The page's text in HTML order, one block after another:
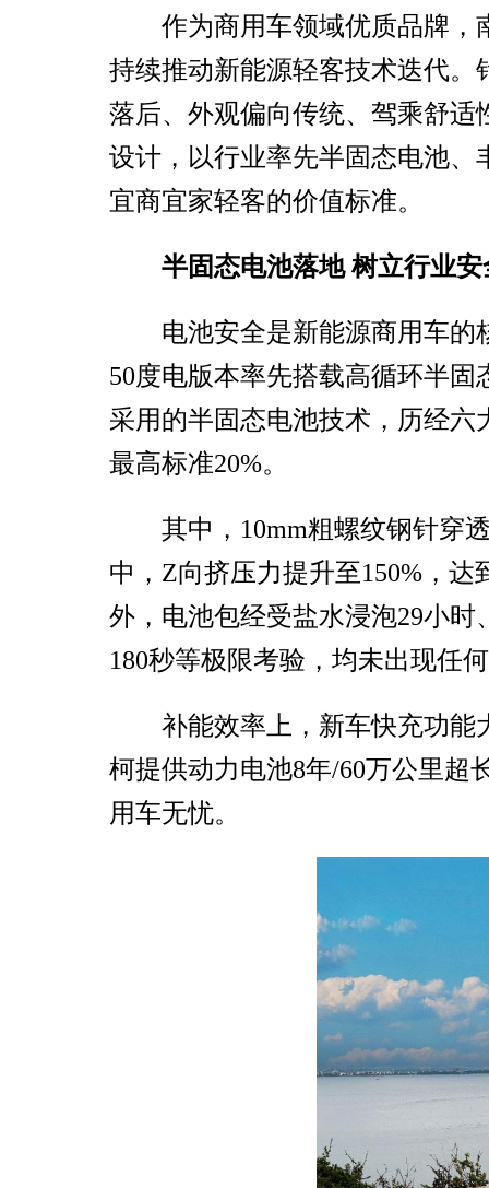
作为商用车领域优质品牌，
持续推动新能源轻客技术迭代
落后、外观偏向传统、驾乘舒
设计，以行业率先半固态电池
宜商宜家轻客的价值标准。
半固态电池落地 树立行业
电池安全是新能源商用车
50度电版本率先搭载高循环半
采用的半固态电池技术，历经
最高标准20%。
其中，10mm粗螺纹钢针穿
中，Z向挤压力提升至150%，
外，电池包经受盐水浸泡29小
180秒等极限考验，均未出现任
补能效率上，新车快充功能
柯提供动力电池8年/60万公里超
用车无忧。